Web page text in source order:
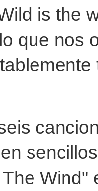
is the
que nos
Wind"